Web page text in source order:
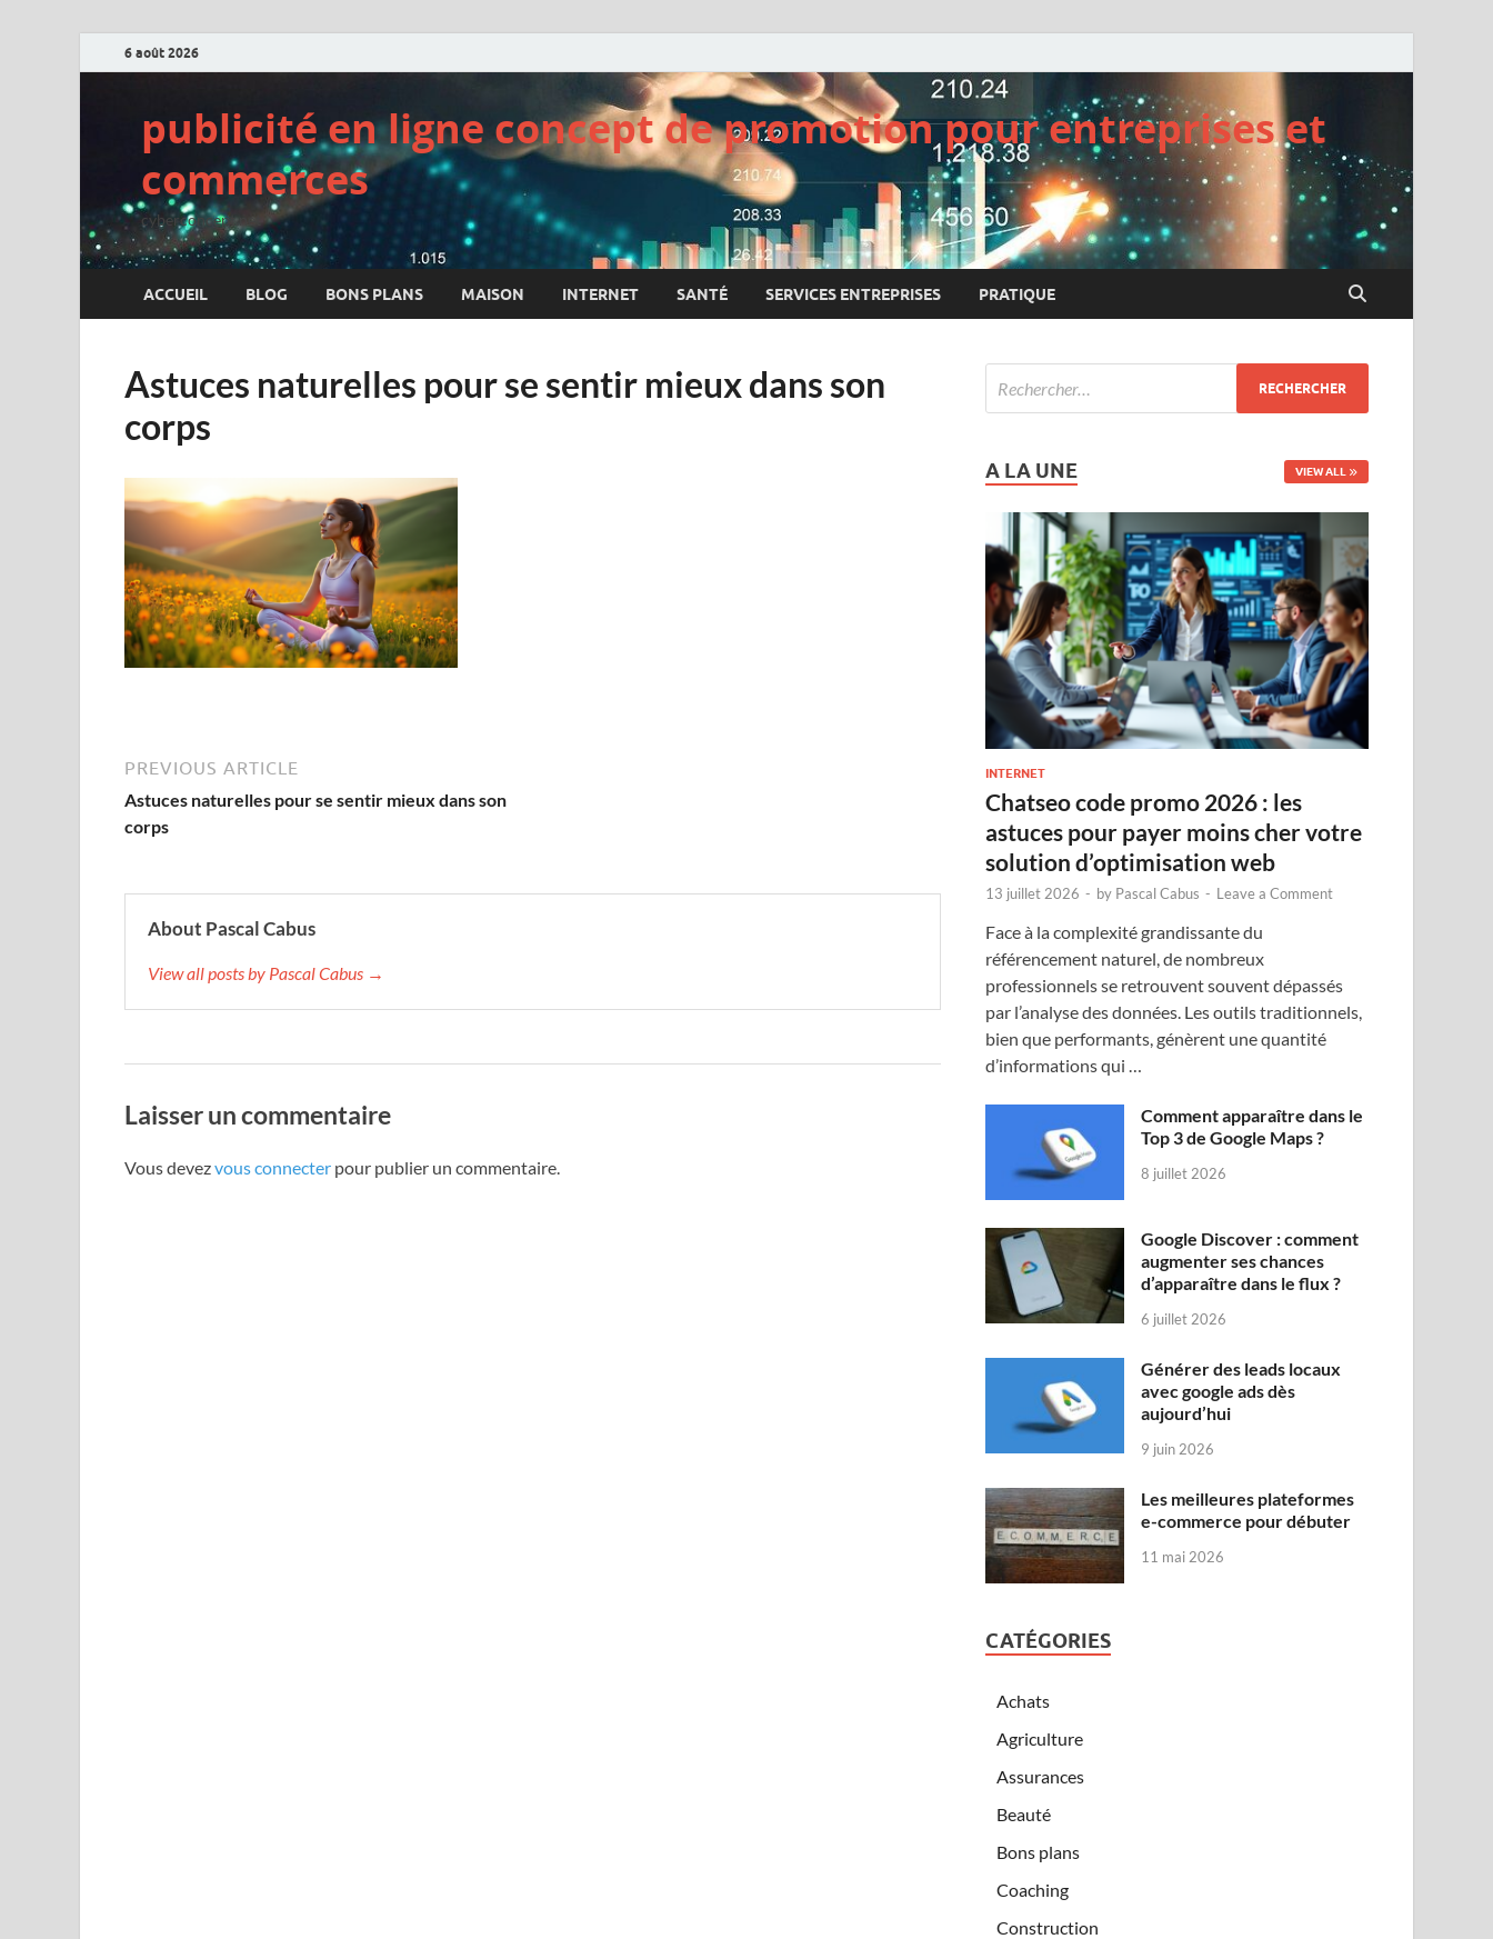
6 août 2026
publicité en ligne concept de promotion pour entreprises et
commerces
cyberconcept.net
ACCUEIL BLOG BONS PLANS MAISON INTERNET SANTÉ SERVICES ENTREPRISES PRATIQUE
Astuces naturelles pour se sentir mieux dans son
corps
PREVIOUS ARTICLE
Astuces naturelles pour se sentir mieux dans son
corps
About Pascal Cabus
View all posts by Pascal Cabus →
Laisser un commentaire
Vous devezvous connecter pour publier un commentaire.
A LA UNE VIEW ALL
INTERNET
Chatseo code promo 2026 : les
astuces pour payer moins cher votre
solution d’optimisation web
13 juillet 2026 - by Pascal Cabus - Leave a Comment
Face à la complexité grandissante du
référencement naturel, de nombreux
professionnels se retrouvent souvent dépassés
par l’analyse des données. Les outils traditionnels,
bien que performants, génèrent une quantité
d’informations qui …
Comment apparaître dans le
Top 3 de Google Maps ?
8 juillet 2026
Google Discover : comment
augmenter ses chances
d’apparaître dans le flux ?
6 juillet 2026
Générer des leads locaux
avec google ads dès
aujourd’hui
9 juin 2026
Les meilleures plateformes
e-commerce pour débuter
11 mai 2026
CATÉGORIES
Achats
Agriculture
Assurances
Beauté
Bons plans
Coaching
Construction